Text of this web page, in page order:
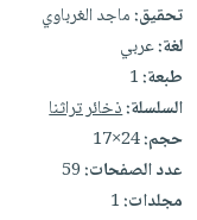
كتابك
تواصل
معنا
تحقيق:ماجد الغرباوي
لغة:عربي
طبعة:1
السلسلة:ذخائر تراثنا
حجم:24×17
عدد الصفحات:59
مجلدات:1